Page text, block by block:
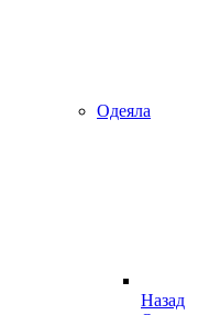
Одеяла
Назад